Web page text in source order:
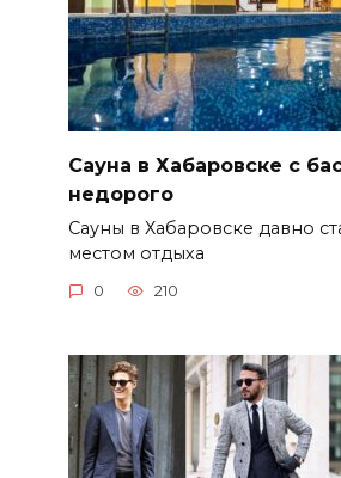
Сауна в Хабаровске с
недорого
Сауны в Хабаровске давно
местом отдыха
0 210